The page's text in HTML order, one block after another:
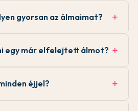
gyorsan az álmaimat?
egy már elfelejtett álmot?
éjjel?